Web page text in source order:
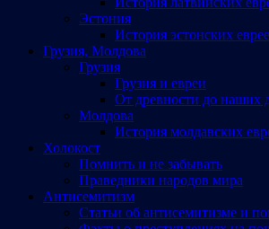
Эстония
История эстонских
Грузия, Молдова
Грузия
Грузия и евреи
От древности до наших
Молдова
История молдавских
Холокост
Помнить и не забывать
Праведники народов мира
Антисемитизм
Статьи об антисемитизме и